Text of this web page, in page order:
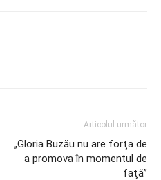
Articolul următor
„Gloria Buzău nu are forţa de
a promova în momentul de
faţă”